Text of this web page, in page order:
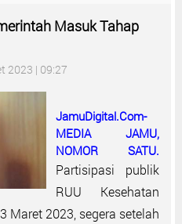
Masuk Tahap
2023 | 09:27
JamuDigital.Com-
MEDIA JAMU,
NOMOR SATU.
Partisipasi publik
RUU Kesehatan
Maret 2023, segera setelah